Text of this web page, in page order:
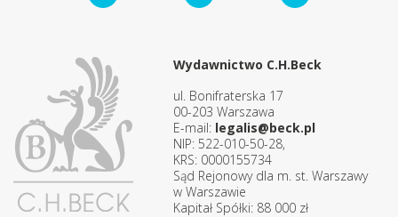
Wydawnictwo C.H.Beck
ul. Bonifraterska 17
00-203 Warszawa
E-mail: legalis@beck.pl
NIP: 522-010-50-28,
KRS: 0000155734
Sąd Rejonowy dla m. st. Warszawy
w Warszawie
Kapitał Spółki: 88 000 zł